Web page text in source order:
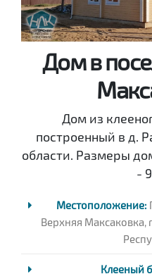
Дом в
Дом из
построенный в д.
области. Размеры
-
Местоположение:
Верхняя Максаковка,
Клееный